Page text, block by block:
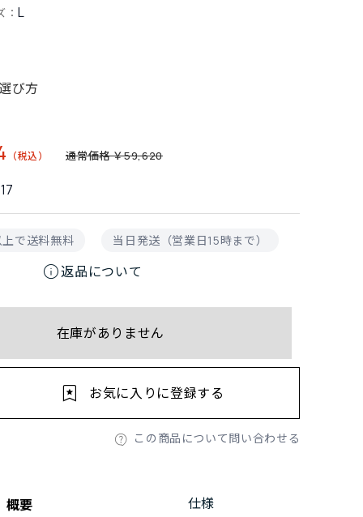
： L
び方
で送料無料 当日発送（営業日15時まで）
info返品について
通常価格 ￥59,620
在庫がありません
この商品について問い合わせる
お気に入りに登録する
概要 仕様